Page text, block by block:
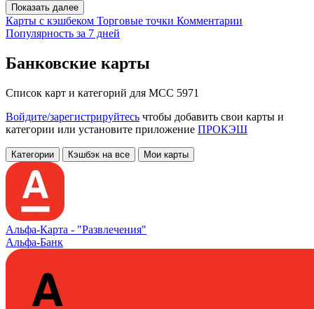
Показать далее
Карты с кэшбеком Торговые точки Комментарии
Популярность за 7 дней
Банковские карты
Список карт и категорий для MCC 5971
Войдите/зарегистрируйтесь чтобы добавить свои карты и
категории или установите приложение ПРОКЭШ
Категории Кэшбэк на все Мои карты
Альфа‑Карта - "Развлечения"
Альфа-Банк